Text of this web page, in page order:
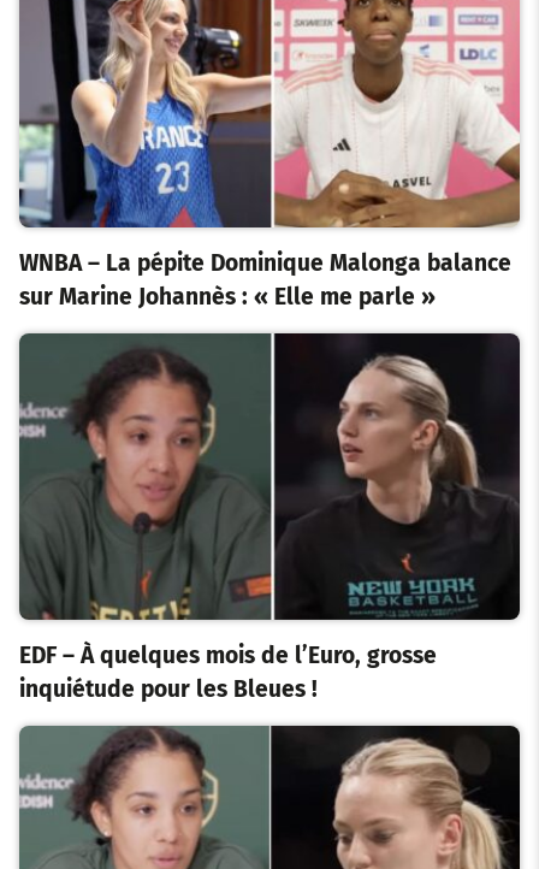
WNBA – La pépite Dominique Malonga balance
sur Marine Johannès : « Elle me parle »
EDF – À quelques mois de l’Euro, grosse
inquiétude pour les Bleues !